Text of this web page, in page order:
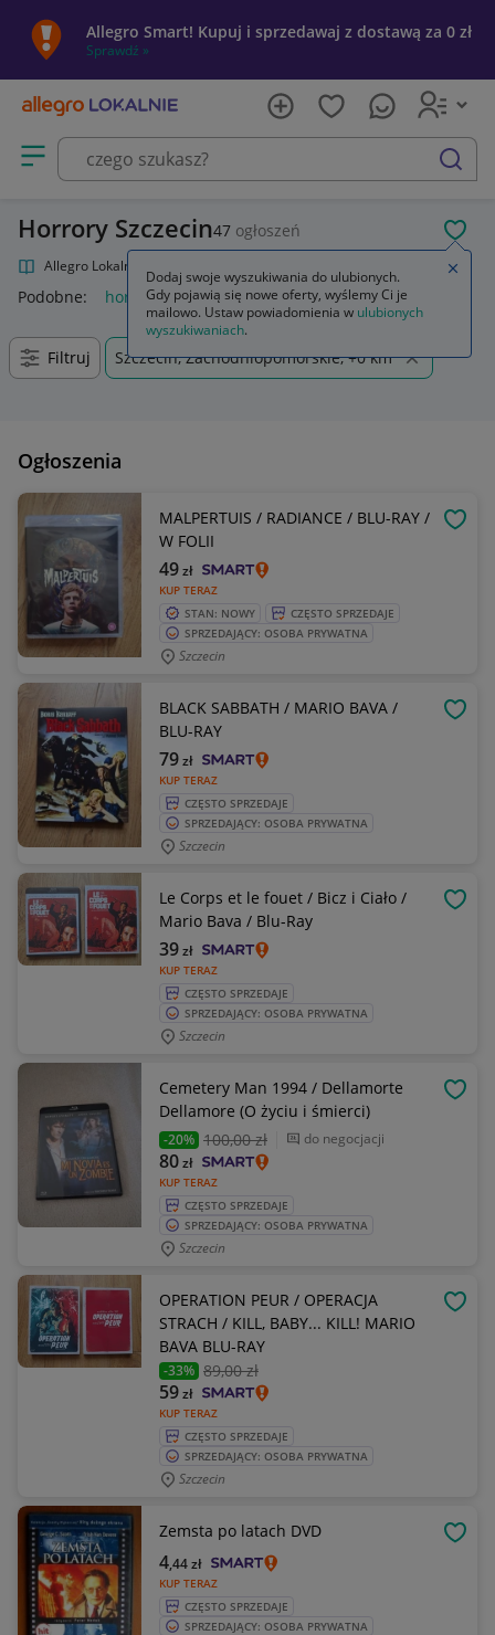
Allegro Smart! Kupuj i sprzedawaj z dostawą za 0 zł
Sprawdź »
Otwórz menu z kategoriami
szukaj
Horrory Szczecin47 ogłoszeń
Allegro Lokalnie
Podobne: horrory horror horrory dvd horrory blu ray
Filtruj Szczecin, Zachodniopomorskie, +0 km
Ogłoszenia
MALPERTUIS / RADIANCE / BLU-RAY /
W FOLII
KUP TERAZ
49zł
STAN: NOWY
CZĘSTO SPRZEDAJE
SPRZEDAJĄCY: OSOBA PRYWATNA
Szczecin
BLACK SABBATH / MARIO BAVA /
BLU-RAY
KUP TERAZ
79zł
CZĘSTO SPRZEDAJE
SPRZEDAJĄCY: OSOBA PRYWATNA
Szczecin
Le Corps et le fouet / Bicz i Ciało /
Mario Bava / Blu-Ray
KUP TERAZ
39zł
CZĘSTO SPRZEDAJE
SPRZEDAJĄCY: OSOBA PRYWATNA
Szczecin
Cemetery Man 1994 / Dellamorte
Dellamore (O życiu i śmierci)
-20% 100,00 zł do negocjacji
KUP TERAZ
80zł
CZĘSTO SPRZEDAJE
SPRZEDAJĄCY: OSOBA PRYWATNA
Szczecin
OPERATION PEUR / OPERACJA
STRACH / KILL, BABY... KILL! MARIO
BAVA BLU-RAY
-33% 89,00 zł
KUP TERAZ
59zł
CZĘSTO SPRZEDAJE
SPRZEDAJĄCY: OSOBA PRYWATNA
Szczecin
Zemsta po latach DVD
KUP TERAZ
4,44zł
CZĘSTO SPRZEDAJE
SPRZEDAJĄCY: OSOBA PRYWATNA
Dodaj swoje wyszukiwania do ulubionych.
Gdy pojawią się nowe oferty, wyślemy Ci je
mailowo. Ustaw powiadomienia w ulubionych
wyszukiwaniach.